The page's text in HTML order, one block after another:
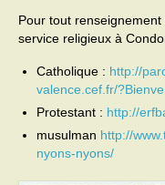
Tourisme
Actualités
Activités
Poésie
Pour tout
service religieux à
Catholique : http://
valence.cef.fr/
Protestant : http://
musulman http://
nyons-nyons/